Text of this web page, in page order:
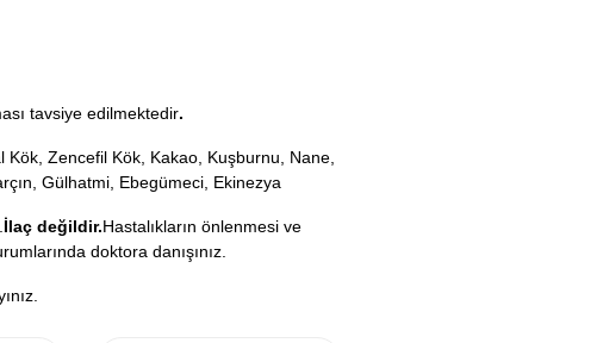
tavsiye edilmektedir.
Kök,Zencefil Kök, Kakao, Kuşburnu, Nane,
Gülhatmi, Ebegümeci, Ekinezya
İlaç değildir.Hastalıkların önlenmesi ve
doktora danışınız.